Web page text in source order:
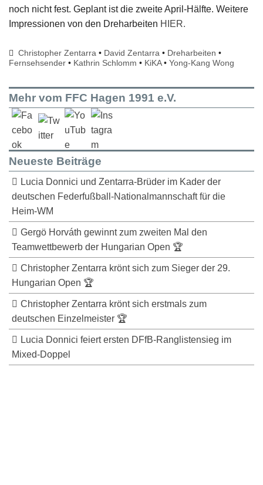
noch nicht fest. Geplant ist die zweite April-Hälfte. Weitere
Impressionen von den Dreharbeiten HIER.
Christopher Zentarra • David Zentarra • Dreharbeiten •
Fernsehsender • Kathrin Schlomm • KiKA• Yong-Kang Wong
Mehr vom FFC Hagen 1991 e.V.
Neueste Beiträge
Lucia Donnici und Zentarra-Brüder im Kader der
deutschen Federfußball-Nationalmannschaft für die
Heim-WM
Gergö Horváth gewinnt zum zweiten Mal den
Teamwettbewerb der Hungarian Open 🏆
Christopher Zentarra krönt sich zum Sieger der 29.
Hungarian Open 🏆
Christopher Zentarra krönt sich erstmals zum
deutschen Einzelmeister 🏆
Lucia Donnici feiert ersten DFfB-Ranglistensieg im
Mixed-Doppel